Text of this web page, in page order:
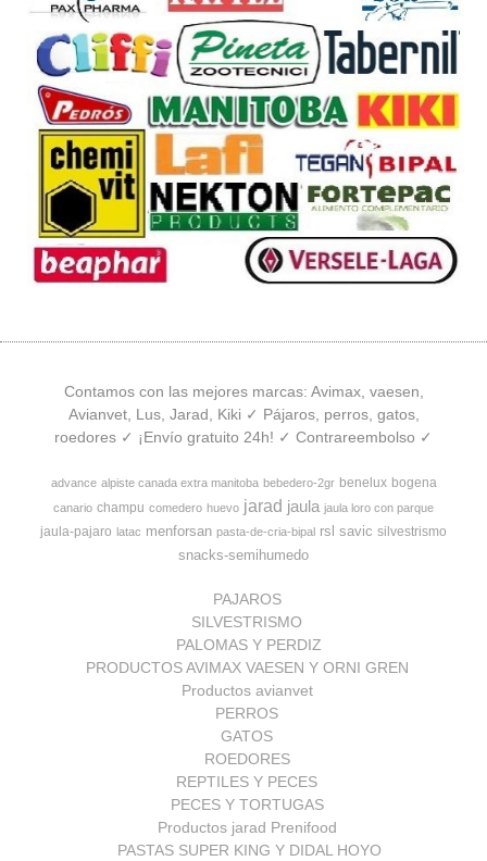
Contamos con las mejores marcas: Avimax, vaesen,
Avianvet, Lus, Jarad, Kiki ✓ Pájaros, perros, gatos,
roedores ✓ ¡Envío gratuito 24h! ✓ Contrareembolso ✓
advance alpiste canada extra manitoba bebedero-2gr benelux bogena
canario champu comedero huevo jarad jaula jaula loro con parque
jaula-pajaro latac menforsan pasta-de-cria-bipal rsl savic silvestrismo
snacks-semihumedo
PAJAROS
SILVESTRISMO
PALOMAS Y PERDIZ
PRODUCTOS AVIMAX VAESEN Y ORNI GREN
Productos avianvet
PERROS
GATOS
ROEDORES
REPTILES Y PECES
PECES Y TORTUGAS
Productos jarad Prenifood
PASTAS SUPER KING Y DIDAL HOYO